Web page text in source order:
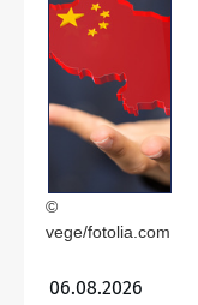
©
vege/fotolia.com
06.08.2026